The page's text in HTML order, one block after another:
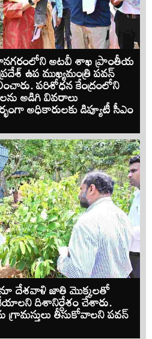
అటవీ శాఖ ప్రాంతీయ
ఉప ముఖ్యమంత్రి పవన్
పరిశోధన కేంద్రంలోని
అడిగి వివరాలు
అధికారులకు డిప్యూటీ సీఎం
దేశవాళి జాతి మొక్కలతో
దిశానిర్దేశం చేశారు.
గ్రామస్తులు తీసుకోవాలని పవన్